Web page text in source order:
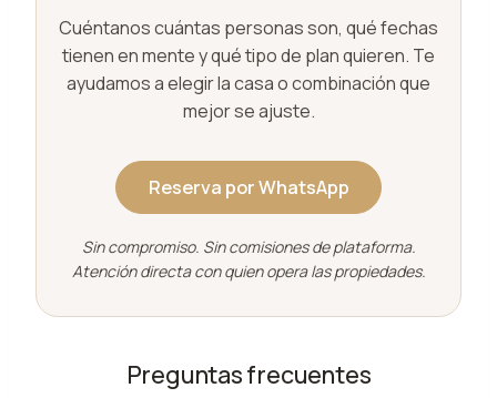
Cuéntanos cuántas personas son, qué fechas
tienen en mente y qué tipo de plan quieren. Te
ayudamos a elegir la casa o combinación que
mejor se ajuste.
Reserva por WhatsApp
Sin compromiso. Sin comisiones de plataforma.
Atención directa con quien opera las propiedades.
Preguntas frecuentes